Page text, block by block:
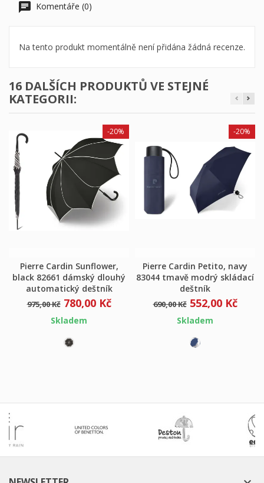
Komentáře (0)
Na tento produkt momentálně není přidána žádná recenze.
16 DALŠÍCH PRODUKTŮ VE STEJNÉ
KATEGORII:
Pierre Cardin Sunflower,
black 82661 dámský dlouhý
automatický deštník
975,00 Kč
-20%
780,00 Kč
Skladem
Pierre Cardin Petito, navy
83044 tmavě modrý skládací
deštník
690,00 Kč
-20%
552,00 Kč
Skladem